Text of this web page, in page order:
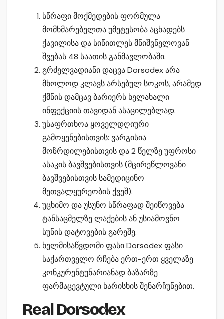
სწრაფი მოქმედების ფორმულა
მომხმარებელთა უმეტესობა აცხადებს
ქავილისა და სიწითლეს მნიშვნელოვან
შვებას 48 საათის განმავლობაში.
გრძელვადიანი დაცვა Dorsodex არა
მხოლოდ კლავს არსებულ სოკოს, არამედ
ქმნის დამცავ ბარიერს ხელახალი
ინფექციის თავიდან ასაცილებლად.
უსაფრთხოა ყოველდღიური
გამოყენებისთვის: ვარგისია
მოზრდილებისთვის და 2 წელზე უფროსი
ასაკის ბავშვებისთვის (მცირეწლოვანი
ბავშვებისთვის სამედიცინო
მეთვალყურეობის ქვეშ).
უცხიმო და უსუნო სწრაფად შეიწოვება
ტანსაცმელზე ლაქების ან უსიამოვნო
სუნის დატოვების გარეშე.
ხელმისაწვდომი ფასი Dorsodex ფასი
საქართველო რჩება ერთ-ერთ ყველაზე
კონკურენტუნარიანად ბაზარზე
ფარმაცევტული ხარისხის შენარჩუნებით.
Real Dorsodex